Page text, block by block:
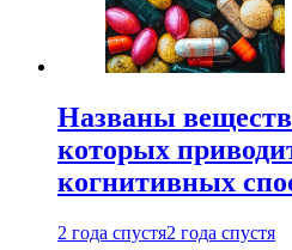
Названы
которых
когнитивных
2 года спустя2 года спустя